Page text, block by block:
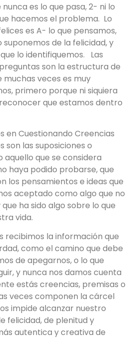
nunca es lo que pasa, 2- ni lo
hacemos el problema. Lo
es A- lo que pensamos,
de la felicidad, y
lo identifiquemos. Las
son la estructura de
muchas veces es muy
primero porque ni siquiera
que estamos dentro
en Cuestionando Creencias
son las suposiciones o
aquello que se considera
haya podido probarse, que
los pensamientos e ideas que
aceptado como algo que no
ha sido algo sobre lo que
vida.
recibimos la información que
como el camino que debe
de apegarnos, o lo que
y nunca nos damos cuenta
estás creencias, premisas o
veces componen la cárcel
impide alcanzar nuestro
felicidad, de plenitud y
autentica y creativa de